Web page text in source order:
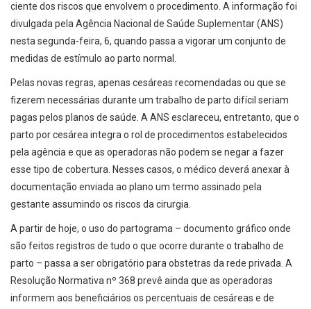
ciente dos riscos que envolvem o procedimento. A informação foi
divulgada pela Agência Nacional de Saúde Suplementar (ANS)
nesta segunda-feira, 6, quando passa a vigorar um conjunto de
medidas de estímulo ao parto normal.
Pelas novas regras, apenas cesáreas recomendadas ou que se
fizerem necessárias durante um trabalho de parto difícil seriam
pagas pelos planos de saúde. A ANS esclareceu, entretanto, que o
parto por cesárea integra o rol de procedimentos estabelecidos
pela agência e que as operadoras não podem se negar a fazer
esse tipo de cobertura. Nesses casos, o médico deverá anexar à
documentação enviada ao plano um termo assinado pela
gestante assumindo os riscos da cirurgia.
A partir de hoje, o uso do partograma – documento gráfico onde
são feitos registros de tudo o que ocorre durante o trabalho de
parto – passa a ser obrigatório para obstetras da rede privada. A
Resolução Normativa nº 368 prevê ainda que as operadoras
informem aos beneficiários os percentuais de cesáreas e de